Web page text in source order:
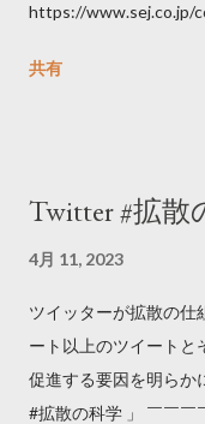
https://www.sej.co.jp/
共有
Twitter #拡散
4月 11, 2023
ツイッターが拡散の仕
ート以上のツイートと
促進する要因を明ら
#拡散の科学 」 ￣￣￣